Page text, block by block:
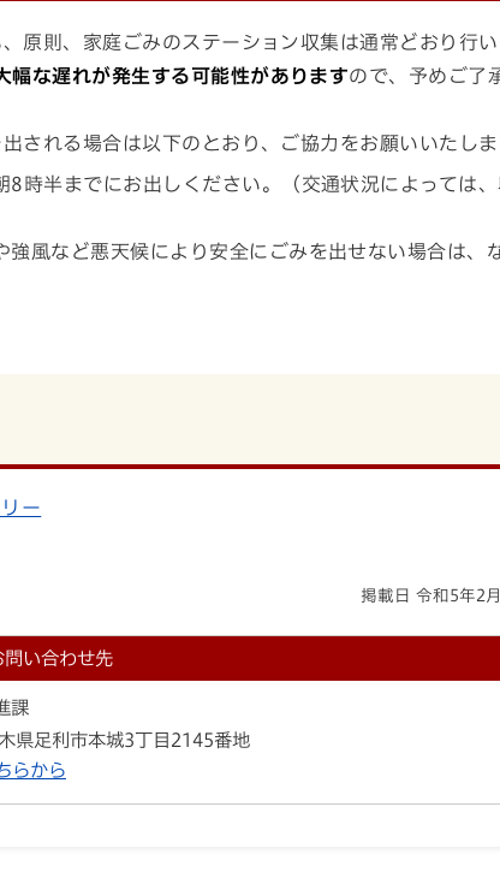
原則、家庭ごみのステーション収集は通常どおり行い
幅な遅れが発生する可能性がありますので、予めご了
される場合は以下のとおり、ご協力をお願いいたしま
8時半までにお出しください。（交通状況によっては
強風など悪天候により安全にごみを出せない場合は、
ー
掲載日 令和5年2
問い合わせ先
課
県足利市本城3丁目2145番地
らから